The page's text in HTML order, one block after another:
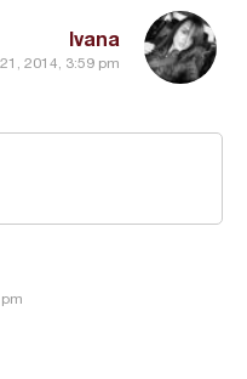
Ivana
2014, 3:59 pm